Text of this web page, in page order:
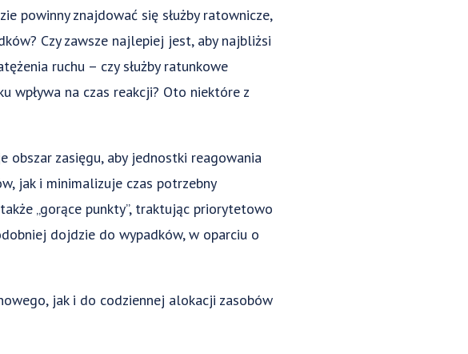
powinny znajdować się służby ratownicze,
Czy zawsze najlepiej jest, aby najbliżsi
ruchu – czy służby ratunkowe
wpływa na czas reakcji? Oto niektóre z
zasięgu, aby jednostki reagowania
jak i minimalizuje czas potrzebny
„gorące punkty”, traktując priorytetowo
dojdzie do wypadków, w oparciu o
jak i do codziennej alokacji zasobów